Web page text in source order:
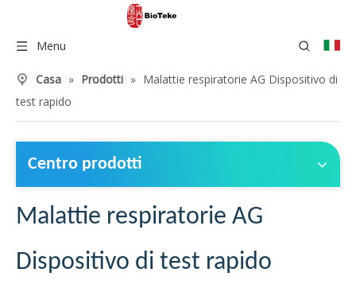
Menu
Casa » Prodotti » Malattie respiratorie AG Dispositivo di
test rapido
Centro prodotti
Malattie respiratorie AG
Dispositivo di test rapido